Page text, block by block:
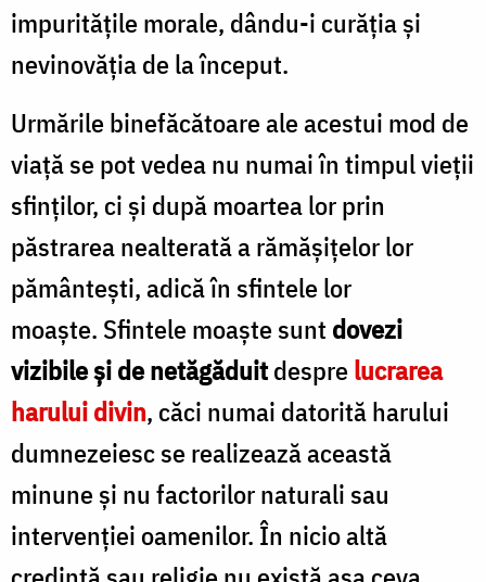
impuritățile morale, dându-i curăția și
nevinovăția de la început.
Urmările binefăcătoare ale acestui mod de
viață se pot vedea nu numai în timpul vieții
sfinților, ci și după moartea lor prin
păstrarea nealterată a rămășițelor lor
pământești, adică în sfintele lor
moaște. Sfintele moaște sunt dovezi
vizibile și de netăgăduitdesprelucrarea
harului divin, căci numai datorită harului
dumnezeiesc se realizează această
minune și nu factorilor naturali sau
intervenției oamenilor. În nicio altă